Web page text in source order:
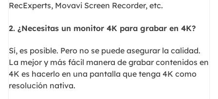
RecExperts, Movavi Screen Recorder, etc.
2. ¿Necesitas un monitor 4K para grabar en 4K?
Sí, es posible. Pero no se puede asegurar la calidad.
La mejor y más fácil manera de grabar contenidos en
4K es hacerlo en una pantalla que tenga 4K como
resolución nativa.